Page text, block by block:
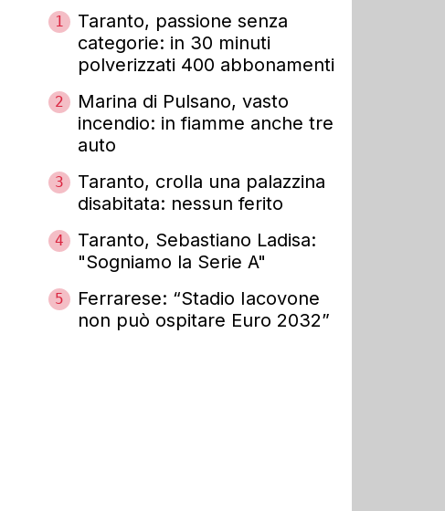
1
Taranto, passione senza
categorie: in 30 minuti
polverizzati 400 abbonamenti
2
Marina di Pulsano, vasto
incendio: in fiamme anche tre
auto
3
Taranto, crolla una palazzina
disabitata: nessun ferito
4
Taranto, Sebastiano Ladisa:
"Sogniamo la Serie A"
5
Ferrarese: “Stadio Iacovone
non può ospitare Euro 2032”